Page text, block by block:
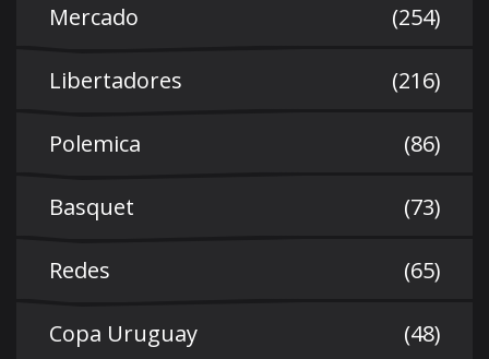
Mercado (254)
Libertadores (216)
Polemica (86)
Basquet (73)
Redes (65)
Copa Uruguay (48)